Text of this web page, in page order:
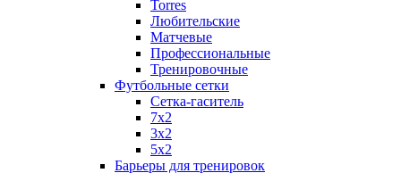
Torres
Любительские
Матчевые
Профессиональные
Тренировочные
Футбольные сетки
Сетка-гаситель
7x2
3х2
5х2
Барьеры для тренировок